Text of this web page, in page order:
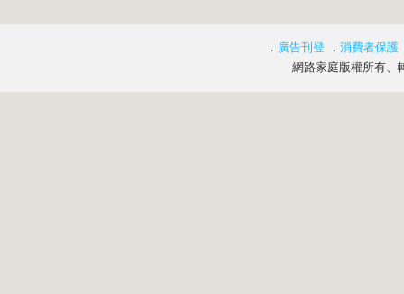
． 廣告刊登 ． 消費者保護
網路家庭版權所有、